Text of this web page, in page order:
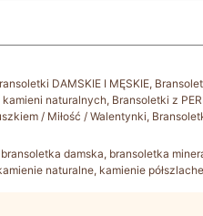
DAMSKIE I MĘSKIE,
kamieni naturalnych, Bransoletki z
/ Miłość / Walentynki,
bransoletka damska, bransoletka
naturalne, kamienie